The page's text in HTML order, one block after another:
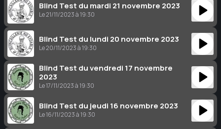
Blind Test du mardi 21 novembre 2023
Le 21/11/2023 à 19:30
Blind Test du lundi 20 novembre 2023
Le 20/11/2023 à 19:30
Blind Test du vendredi 17 novembre
2023
Le 17/11/2023 à 19:30
Blind Test du jeudi 16 novembre 2023
Le 16/11/2023 à 19:30